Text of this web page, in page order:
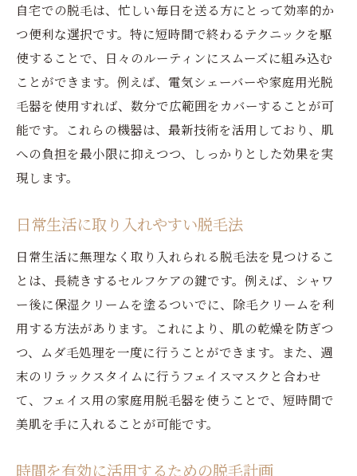
自宅での脱毛は、忙しい毎日を送る方にとって効率的か
つ便利な選択です。特に短時間で終わるテクニックを駆
使することで、日々のルーティンにスムーズに組み込む
ことができます。例えば、電気シェーバーや家庭用光脱
毛器を使用すれば、数分で広範囲をカバーすることが可
能です。これらの機器は、最新技術を活用しており、肌
への負担を最小限に抑えつつ、しっかりとした効果を実
現します。
日常生活に取り入れやすい脱毛法
日常生活に無理なく取り入れられる脱毛法を見つけるこ
とは、長続きするセルフケアの鍵です。例えば、シャワ
ー後に保湿クリームを塗るついでに、除毛クリームを利
用する方法があります。これにより、肌の乾燥を防ぎつ
つ、ムダ毛処理を一度に行うことができます。また、週
末のリラックスタイムに行うフェイスマスクと合わせ
て、フェイス用の家庭用脱毛器を使うことで、短時間で
美肌を手に入れることが可能です。
時間を有効に活用するための脱毛計画